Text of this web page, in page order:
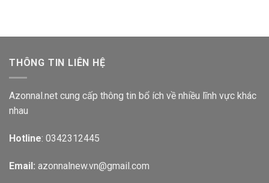
THÔNG TIN LIÊN HỆ
Azonnal.net cung cấp thông tin bổ ích về nhiều lĩnh vực khác
nhau
Hotline: 0342312445
Email: azonnalnew.vn@gmail.com